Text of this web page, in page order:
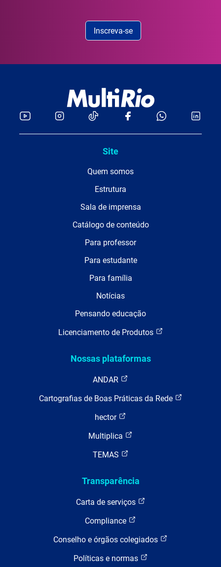
Inscreva-se
Site
Quem somos
Estrutura
Sala de imprensa
Catálogo de conteúdo
Para professor
Para estudante
Para família
Notícias
Pensando educação
Licenciamento de Produtos
Nossas plataformas
ANDAR
Cartografias de Boas Práticas da Rede
hector
Multiplica
TEMAS
Transparência
Carta de serviços
Compliance
Conselho e órgãos colegiados
Políticas e normas